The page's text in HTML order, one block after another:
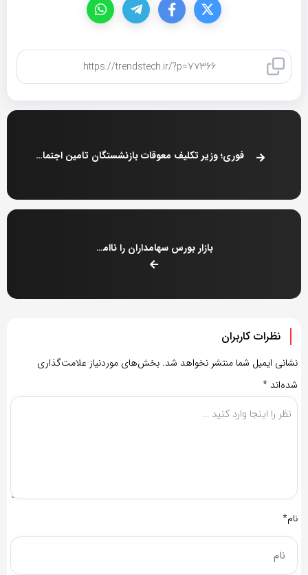
فوری؛ وزیر تکلیف معوقات بازنشستگان تامین اجتماعی را روشن کرد
بازار بورس سهامداران را ناامید کرد
نظرات کاربران
نشانی ایمیل شما منتشر نخواهد شد. بخش‌های موردنیاز علامت‌گذاری
شده‌اند *
نام*